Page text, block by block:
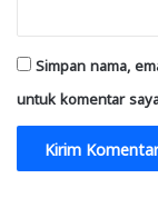
Simpan nama,
untuk komentar